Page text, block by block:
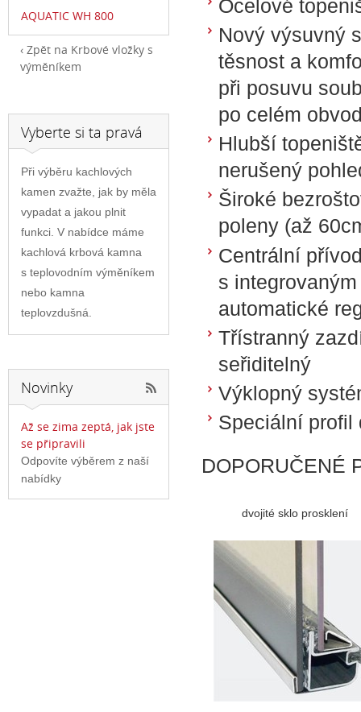
Ocelové
Nový výsuvný
těsnost a
při posuvu
po celém
Hlubší
nerušený
Široké
poleny (až
Centrální
s
automatické
Třístranný
seřiditelný
Výklopný
Speciální profil
DOPORUČENÉ
dvojité sklo prosklení
AQUATIC WH 800
Zpět na Krbové vložky s
výměníkem
Vyberte si ta pravá
Při výběru kachlových
kamen zvažte, jak by měla
vypadat a jakou plnit
funkci. V nabídce máme
kachlová krbová kamna
s teplovodním výměníkem
nebo kamna
teplovzdušná.
Novinky
Až se zima zeptá, jak jste
se připravili
Odpovíte výběrem z naší
nabídky